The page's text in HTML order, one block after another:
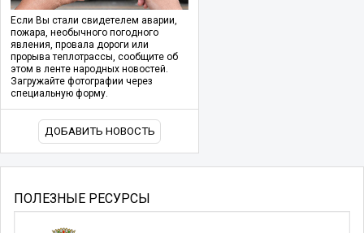
Если Вы стали свидетелем аварии,
пожара, необычного погодного
явления, провала дороги или
прорыва теплотрассы, сообщите об
этом в ленте народных новостей.
Загружайте фотографии через
специальную форму.
ДОБАВИТЬ НОВОСТЬ
ПОЛЕЗНЫЕ РЕСУРСЫ